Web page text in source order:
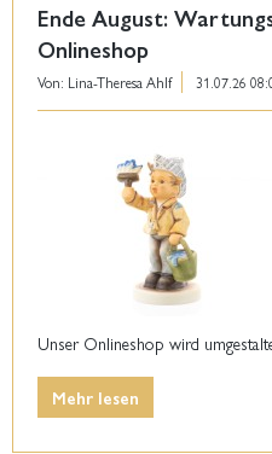
Ende August:
Onlineshop
Von: Lina-Theresa Ahlf 31.07.26
Unser Onlineshop wird
Mehr lesen